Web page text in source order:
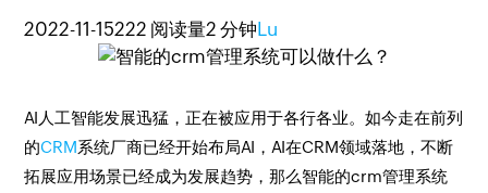
2022-11-15222 阅读量2 分钟 Lu
AI人工智能发展迅猛，正在被应用于各行各业。如今走在前列
的CRM系统厂商已经开始布局AI，AI在CRM领域落地，不断
拓展应用场景已经成为发展趋势，那么智能的crm管理系统